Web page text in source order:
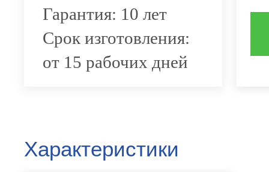
Гарантия: 10 лет
Срок изготовления:
от 15 рабочих дней
Характеристики